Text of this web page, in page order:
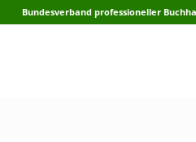
Bundesverband professioneller